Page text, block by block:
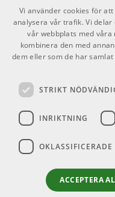
Zildjian 14" K
Hi-hat
ARTIKELNUMMER
Paiste 19"
Modern
Crash
ARTIKELNUMMER
TikTok
Vi använder cookies för
analysera vår trafik. Vi
vår webbplats med
kombinera den med
dem eller som de har
STRIKT
INRIKTNING
OKLASSIFICERADE
ACCEPTERA